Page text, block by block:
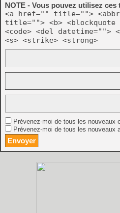
NOTE - Vous pouvez utilisez
<a href="" title="">
title=""> <b>
<code> <del datetime="">
<s> <strike> <strong>
Prévenez-moi de tous les nouveaux
Prévenez-moi de tous les nouveaux